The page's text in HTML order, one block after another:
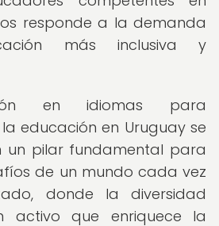
responde a la demanda
más inclusiva y
en idiomas para
educación en Uruguay se
un pilar fundamental para
de un mundo cada vez
donde la diversidad
activo que enriquece la